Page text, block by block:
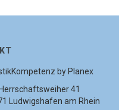
by Planex
41
Ludwigshafen am Rhein